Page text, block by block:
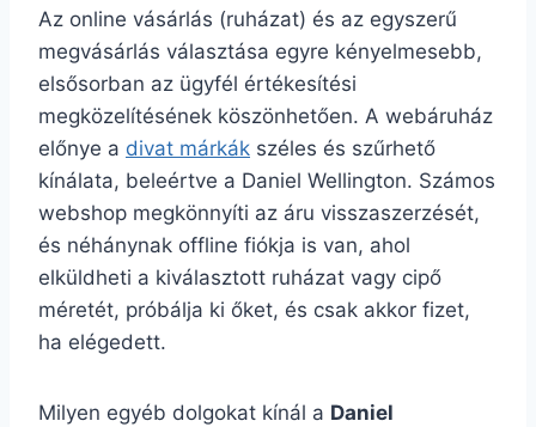
Az online vásárlás (ruházat) és az egyszerű
megvásárlás választása egyre kényelmesebb,
elsősorban az ügyfél értékesítési
megközelítésének köszönhetően. A webáruház
előnye a divat márkák széles és szűrhető
kínálata, beleértve a Daniel Wellington. Számos
webshop megkönnyíti az áru visszaszerzését,
és néhánynak offline fiókja is van, ahol
elküldheti a kiválasztott ruházat vagy cipő
méretét, próbálja ki őket, és csak akkor fizet,
ha elégedett.
Milyen egyéb dolgokat kínál a Daniel